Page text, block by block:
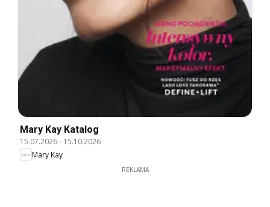
Mary Kay Katalog
15.07.2026- 15.10.2026
Mary Kay
REKLAMA